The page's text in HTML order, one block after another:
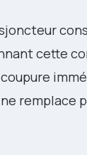
cette
remplace